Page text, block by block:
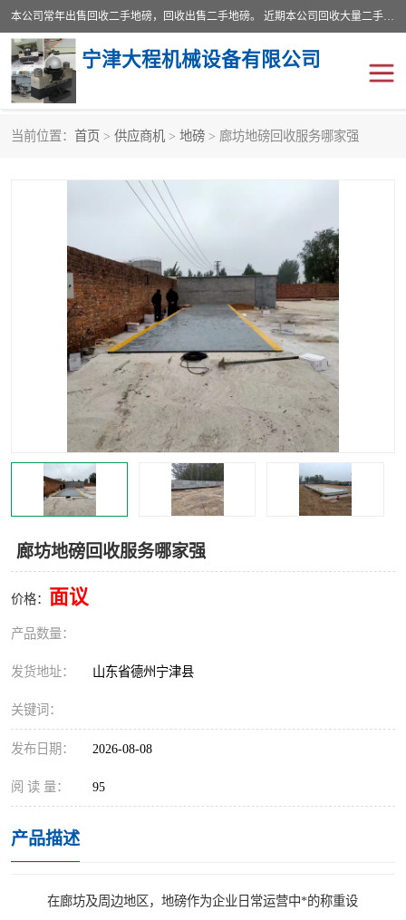
本公司常年出售回收二手地磅，回收出售二手地磅。 近期本公司回收大量二手地磅，型号齐全，宽度从2米到3.5米，长度5米到25米，承重吨位从10到200吨，成色7—9成新。 ? 使用年限6个月至2年，产品来源于个人闲置品，工矿企业停用品，因小换大而来。 精准度和新的一样， 二手地磅是内行人的选择，打个电话就省钱朋友您好等什么
宁津大程机械设备有限公司
当前位置： 首页 > 供应商机 > 地磅 > 廊坊地磅回收服务哪家强
廊坊地磅回收服务哪家强
价格： 面议
产品数量：
发货地址： 山东省德州宁津县
关键词：
发布日期： 2026-08-08
阅 读 量： 95
产品描述
在廊坊及周边地区，地磅作为企业日常运营中*的称重设
烘干机
装载机电子秤 输送机
半自动输送机 全自动输送机
冷却塔 食品螺旋塔
木材撕碎机
塑料撕碎机 金属撕碎机